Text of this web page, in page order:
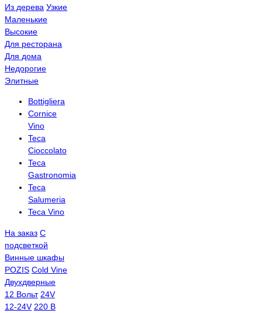
Из дерева Узкие
Маленькие
Высокие
Для ресторана
Для дома
Недорогие
Элитные
Bottigliera
Cornice
Vino
Teca
Cioccolato
Teca
Gastronomia
Teca
Salumeria
Teca Vino
На заказ С
подсветкой
Винные шкафы
POZIS Сold Vine
Двухдверные
12 Вольт 24V
12-24V 220 В